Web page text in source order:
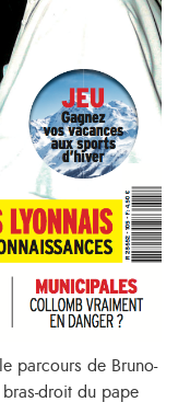
parcours de Bruno-
droit du pape